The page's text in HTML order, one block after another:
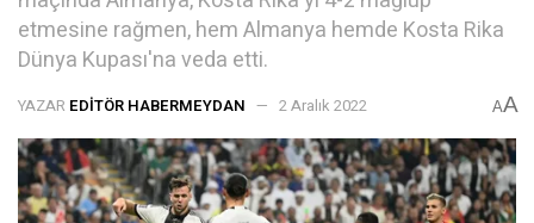
etmesine rağmen, hem Almanya hemde Kosta Rika
Dünya Kupası'na veda etti.
YAZAR EDITÖR HABERMEYDAN 2 Aralık 2022 AA